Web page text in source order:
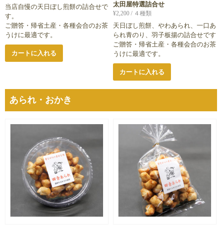
当店自慢の天日ぼし煎餅の詰合せで
す。
ご贈答・帰省土産・各種会合のお茶
うけに最適です。
カートに入れる
太田屋特選詰合せ
¥2,200 / ４種類
天日ぼし煎餅、やわあられ、一口あ
られ青のり、羽子板揚の詰合せです
ご贈答・帰省土産・各種会合のお茶
うけに最適です。
カートに入れる
あられ・おかき